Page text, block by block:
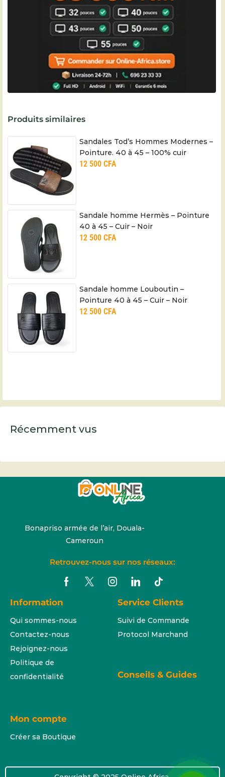
Produits similaires
Sandales Tod’s Hommes Modernes –
Pointure. 40 à 45 – 100% cuir
12 500 CFA
Sandale homme Hermès – Pointure
40 à 45 – Cuir – Noir
12 500 CFA
Sandale homme Louboutin –
Pointure 40 à 45 – Cuir – Noir
12 500 CFA
Récemment vus
Bonapriso armée de l’air, Douala-
Cameroun
Retrouvez-nous sur nos réseaux:
Information
Qui sommes-nous
Contactez-nous
Rejoignez-nous
Politique de
confidentialité
Service Clients
Suivi de Commande
Protocol Marchand
Conseils & Guides
Mon compte
Créer sa Boutique